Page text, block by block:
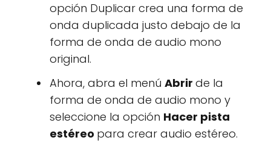
opción Duplicar crea una forma de
onda duplicada justo debajo de la
forma de onda de audio mono
original.
Ahora, abra el menú Abrir de la
forma de onda de audio mono y
seleccione la opción Hacer pista
estéreo para crear audio estéreo.